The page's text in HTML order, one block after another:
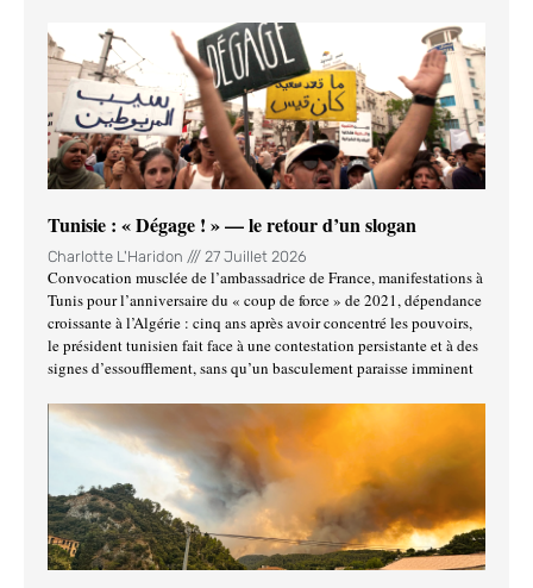
Tunisie : « Dégage ! » — le retour d’un slogan
Charlotte L'Haridon 27 Juillet 2026
Convocation musclée de l’ambassadrice de France, manifestations à
Tunis pour l’anniversaire du « coup de force » de 2021, dépendance
croissante à l’Algérie : cinq ans après avoir concentré les pouvoirs,
le président tunisien fait face à une contestation persistante et à des
signes d’essoufflement, sans qu’un basculement paraisse imminent